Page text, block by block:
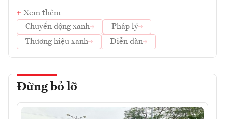
Xem thêm
Chuyển động xanh
Pháp lý
Thương hiệu xanh
Diễn đàn
Đừng bỏ lỡ